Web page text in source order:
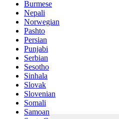
Burmese
Nepali
Norwegian
Pashto
Persian
Punjabi
Serbian
Sesotho
Sinhala
Slovak
Slovenian
Somali
Samoan